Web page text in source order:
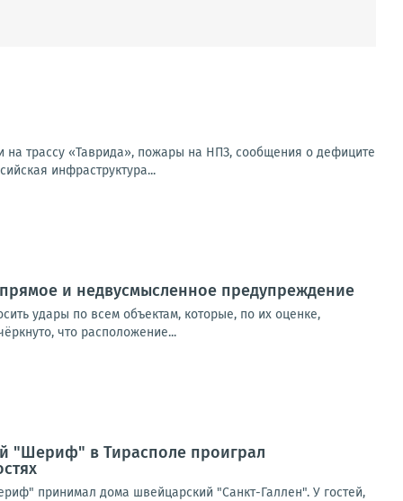
трассу «Таврида», пожары на НПЗ, сообщения о дефиците
инфраструктура...
и недвусмысленное предупреждение
удары по всем объектам, которые, по их оценке,
что расположение...
"Шериф" в Тирасполе проиграл
принимал дома швейцарский "Санкт-Галлен". У гостей,